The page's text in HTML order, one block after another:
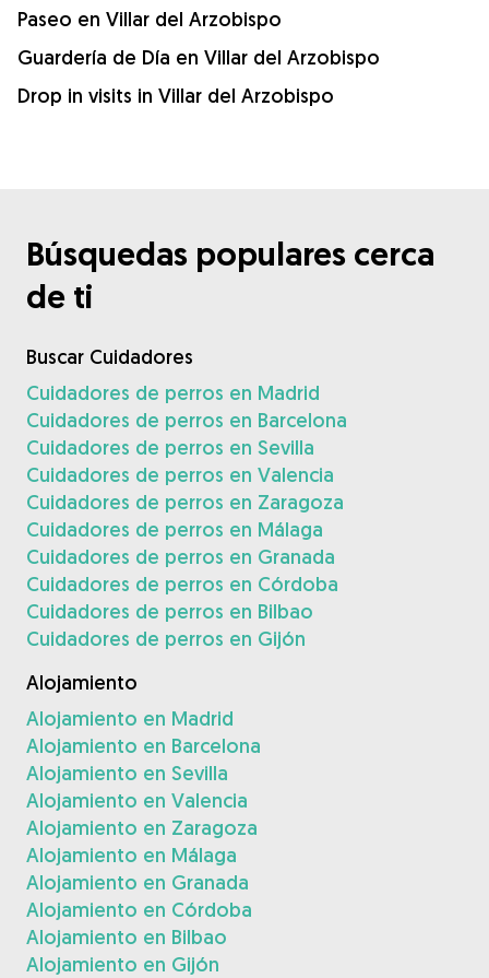
Paseo en Villar del Arzobispo
Guardería de Día en Villar del Arzobispo
Drop in visits in Villar del Arzobispo
Búsquedas populares cerca
de ti
Buscar Cuidadores
Cuidadores de perros en Madrid
Cuidadores de perros en Barcelona
Cuidadores de perros en Sevilla
Cuidadores de perros en Valencia
Cuidadores de perros en Zaragoza
Cuidadores de perros en Málaga
Cuidadores de perros en Granada
Cuidadores de perros en Córdoba
Cuidadores de perros en Bilbao
Cuidadores de perros en Gijón
Alojamiento
Alojamiento en Madrid
Alojamiento en Barcelona
Alojamiento en Sevilla
Alojamiento en Valencia
Alojamiento en Zaragoza
Alojamiento en Málaga
Alojamiento en Granada
Alojamiento en Córdoba
Alojamiento en Bilbao
Alojamiento en Gijón